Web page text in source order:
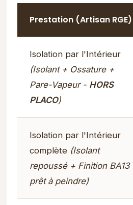
Prestation (Artisan RGE)
Isolation par l'Intérieur
(Isolant + Ossature +
Pare-Vapeur - HORS
PLACO)
Isolation par l'Intérieur
complète (Isolant
repoussé + Finition BA13
prêt à peindre)